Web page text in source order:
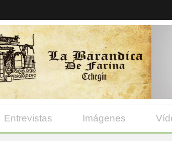
Entrevistas Imágenes